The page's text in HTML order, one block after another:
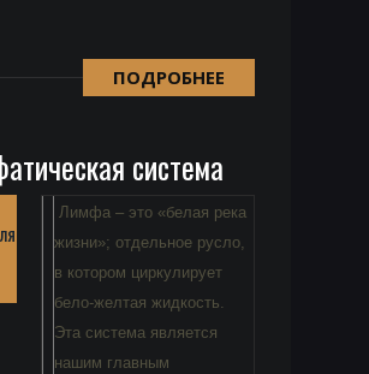
ПОДРОБНЕЕ
система
Лимфа – это «белая река
жизни»; отдельное русло,
в котором циркулирует
бело-желтая жидкость.
Эта система является
нашим главным